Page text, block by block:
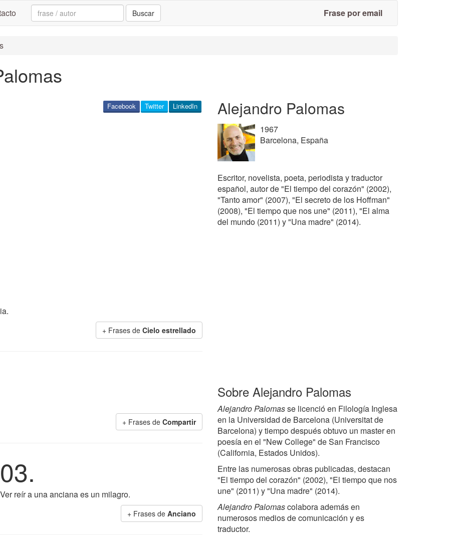
Search: Buscar Frase por email
LinkedIn
Twitter
Facebook
+ Frases de Cielo estrellado
+ Frases de Compartir
03.
Ver reír a una anciana es un milagro.
+ Frases de Anciano
Alejandro Palomas
1967
Barcelona, España
Escritor, novelista, poeta, periodista y traductor
español, autor de "El tiempo del corazón" (2002),
"Tanto amor" (2007), "El secreto de los Hoffman"
(2008), "El tiempo que nos une" (2011), "El alma
del mundo (2011) y "Una madre" (2014).
Sobre Alejandro Palomas
Alejandro Palomasse licenció en Filología Inglesa
en la Universidad de Barcelona (Universitat de
Barcelona) y tiempo después obtuvo un master en
poesía en el "New College" de San Francisco
(California, Estados Unidos).
Entre las numerosas obras publicadas, destacan
"El tiempo del corazón" (2002), "El tiempo que nos
une" (2011) y "Una madre" (2014).
Alejandro Palomascolabora además en
numerosos medios de comunicación y es
traductor.